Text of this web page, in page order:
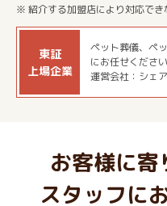
※ 紹介する加盟店により対応でき
東証
上場企業
ペット葬儀、ペ
にお任せください
運営会社：シェ
お客様に
スタッフに